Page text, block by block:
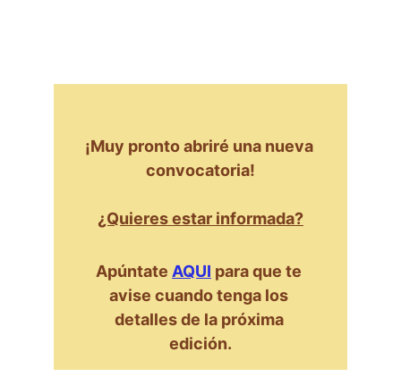
¡Muy pronto abriré una nueva
convocatoria!
¿Quieres estar informada?
Apúntate AQUI para que te
avise cuando tenga los
detalles de la próxima
edición.